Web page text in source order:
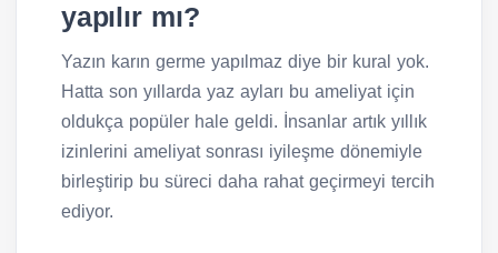
yapılır mı?
Yazın karın germe yapılmaz diye bir kural yok.
Hatta son yıllarda yaz ayları bu ameliyat için
oldukça popüler hale geldi. İnsanlar artık yıllık
izinlerini ameliyat sonrası iyileşme dönemiyle
birleştirip bu süreci daha rahat geçirmeyi tercih
ediyor.